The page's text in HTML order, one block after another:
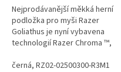
Nejprodávanější měkká herní
podložka pro myši Razer
Goliathus je nyní vybavena
technologií Razer Chroma ™,
ohromujícím spektru barev.
černá, RZ02-02500300-R3M1